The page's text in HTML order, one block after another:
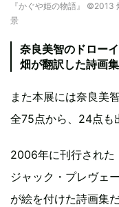
『かぐや姫の物語』
景
奈良美智のドロー
畑が翻訳した詩画
また本展には奈良美
全75点から、24点も
2006年に刊行された
ジャック・プレヴェ
が絵を付けた詩画集